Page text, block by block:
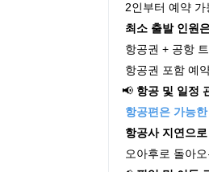
2인부터 예약
최소 출발 인원
항공권 + 공항
항공권 포함 예
📢 항공 및 일정
항공편은 가능
항공사 지연으
오아후로 돌아